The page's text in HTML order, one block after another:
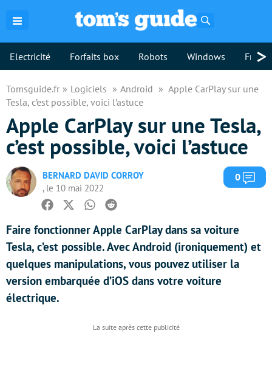
Electricité Forfaits box Robots Windows >
Tomsguide.fr Logiciels Android
Apple CarPlay sur une
Tesla, c’est possible, voici l’astuce
Apple CarPlay sur une Tesla,
c’est possible, voici l’astuce
BERNARD DAVID CORROY
, le 10 mai 2022
0
Facebook
TwitterWhatsapp
Reddit
Faire fonctionner Apple CarPlay dans sa voiture
Tesla, c’est possible. Avec Android (ironiquement) et
quelques manipulations, vous pouvez utiliser la
version embarquée d’iOS dans votre voiture
électrique.